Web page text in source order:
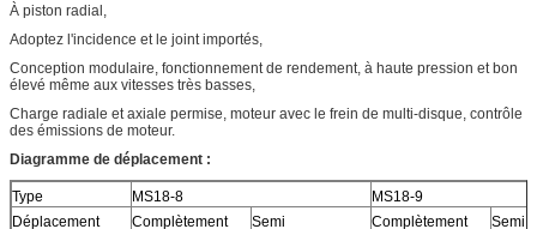
À piston radial,
Adoptez l'incidence et le joint importés,
Conception modulaire, fonctionnement de rendement, à haute pression et bon
élevé même aux vitesses très basses,
Charge radiale et axiale permise, moteur avec le frein de multi-disque, contrôle
des émissions de moteur.
Diagramme de déplacement :
Type MS18-8
MS18-9
Déplacement
Complètement Semi Complètement
Semi